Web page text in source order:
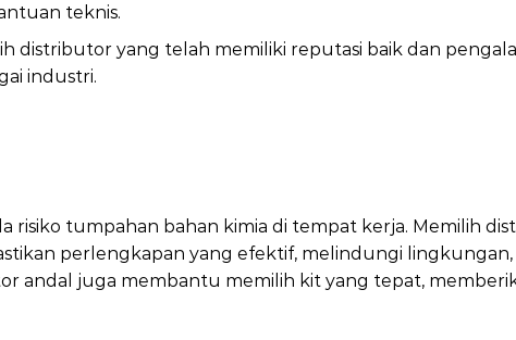
teknis.
distributor yang telah memiliki reputasi baik dan
industri.
tumpahan bahan kimia di tempat kerja. Memilih
perlengkapan yang efektif, melindungi lingkungan,
andal juga membantu memilih kit yang tepat,